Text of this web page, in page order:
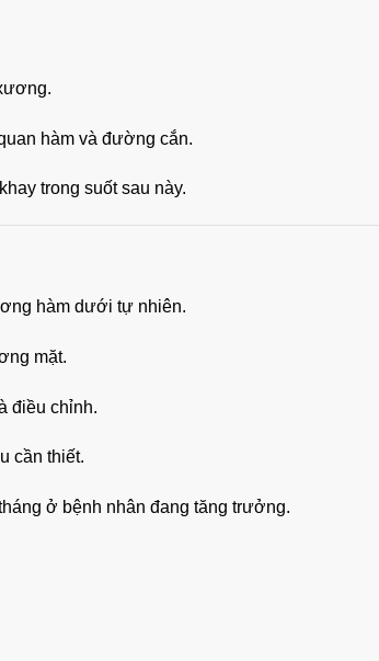
hàm và đường cắn.
trong suốt sau này.
hàm dưới tự nhiên.
mặt.
điều chỉnh.
cần thiết.
ở bệnh nhân đang tăng trưởng.